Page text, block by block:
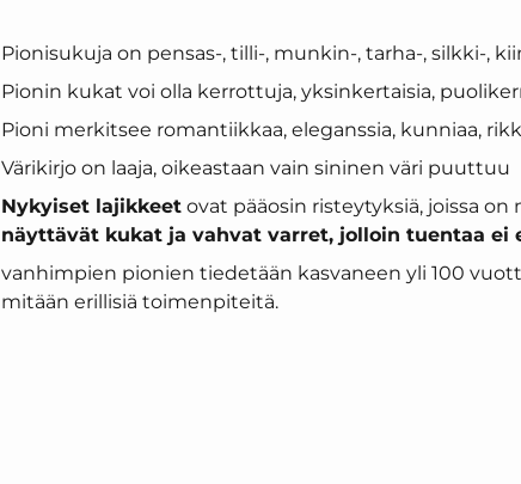
Pionisukuja on pensas-, tilli-, munkin-, tarha-, silkki-,
Pionin kukat voi olla kerrottuja, yksinkertaisia,
Pioni merkitsee romantiikkaa, eleganssia, kunniaa,
Värikirjo on laaja, oikeastaan vain sininen väri puuttuu
Nykyiset lajikkeet ovat pääosin risteytyksiä, joissa on
näyttävät kukat ja vahvat varret, jolloin tuentaa ei
vanhimpien pionien tiedetään kasvaneen yli 100
mitään erillisiä toimenpiteitä.